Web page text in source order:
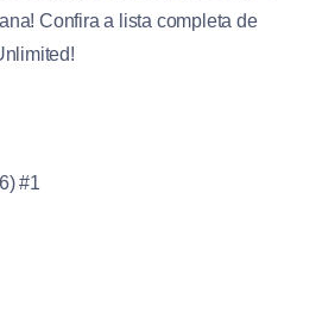
Confira a lista completa de
#1